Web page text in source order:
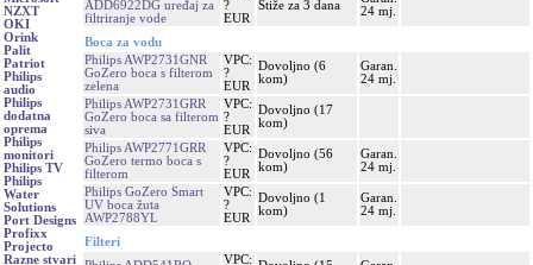
NZXT
OKI
Orink
Palit
Patriot
Philips
audio
Philips
dodatna
oprema
Philips
monitori
Philips TV
Philips
Water
Solutions
Port Designs
Profixx
Projecto
Razne stvari
ADD6922DG uređaj za
filtriranje vode
?
EUR
Stiže za 3 dana
24 mj.
Boca za vodu
Philips AWP2731GNR
GoZero boca s filterom
zelena
VPC:
?
EUR
Dovoljno (6
kom)
Garan.
24 mj.
Philips AWP2731GRR
GoZero boca sa filterom
siva
VPC:
?
EUR
Dovoljno (17
kom)
Philips AWP2771GRR
GoZero termo boca s
filterom
VPC:
?
EUR
Dovoljno (56
kom)
Garan.
24 mj.
Philips GoZero Smart
UV boca žuta
AWP2788YL
VPC:
?
EUR
Dovoljno (1
kom)
Garan.
24 mj.
Filteri
VPC: